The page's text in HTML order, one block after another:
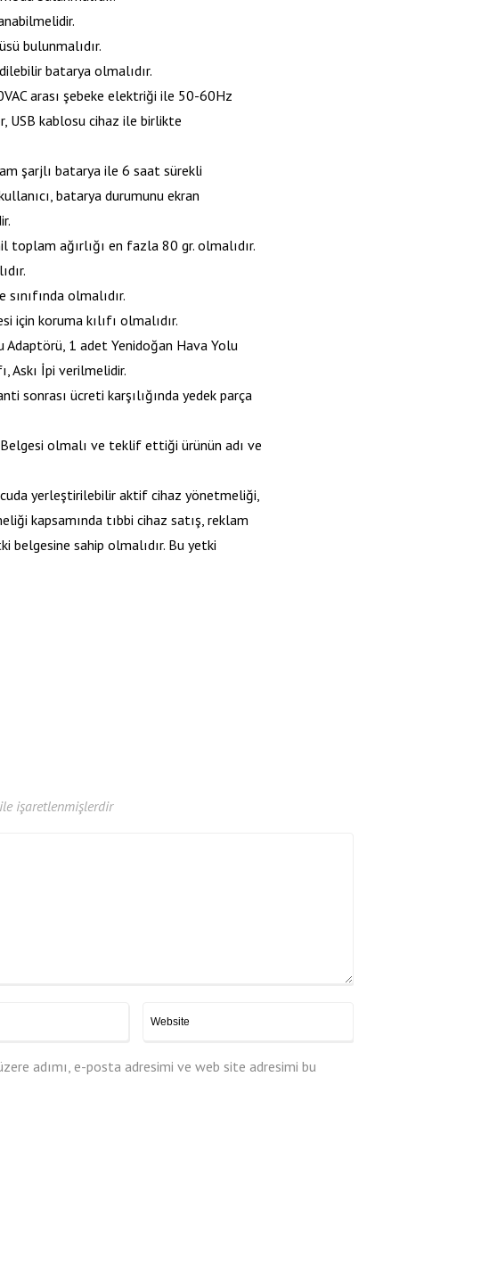
bulunmalıdır.
batarya olmalıdır.
arası şebeke elektriği ile 50-60Hz
USB kablosu cihaz ile birlikte
şarjlı batarya ile 6 saat sürekli
batarya durumunu ekran
toplam ağırlığı en fazla 80 gr. olmalıdır.
olmalıdır.
için koruma kılıfı olmalıdır.
1 adet Yenidoğan Hava Yolu
Askı İpi verilmelidir.
sonrası ücreti karşılığında yedek parça
olmalı ve teklif ettiği ürünün adı ve
yerleştirilebilir aktif cihaz yönetmeliği,
kapsamında tıbbi cihaz satış, reklam
belgesine sahip olmalıdır. Bu yetki
işaretlenmişlerdir
adımı, e-posta adresimi ve web site adresimi bu